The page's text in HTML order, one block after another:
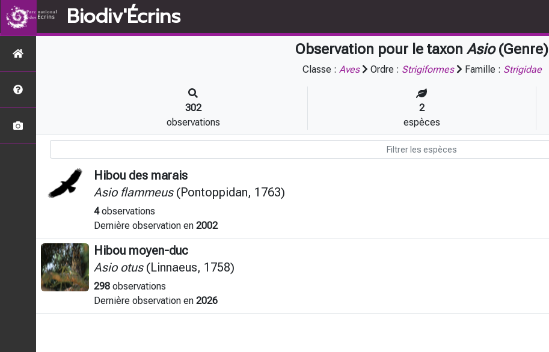
Biodiv'Écrins
Observation pour le taxonAsio(Genre)
Classe : Aves Ordre : Strigiformes Famille : Strigidae
302
observations
2
espèces
Hibou des marais
Asio flammeus(Pontoppidan, 1763)
4observations
Dernière observation en 2002
Hibou moyen-duc
Asio otus(Linnaeus, 1758)
298 observations
Dernière observation en 2026